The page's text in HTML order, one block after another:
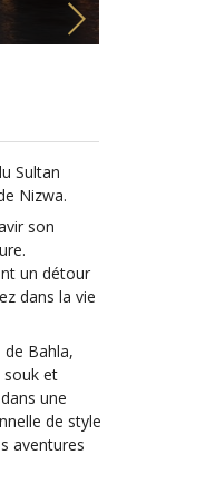
Sultan
Nizwa.
son
un détour
dans la vie
Bahla,
souk et
une
de style
aventures